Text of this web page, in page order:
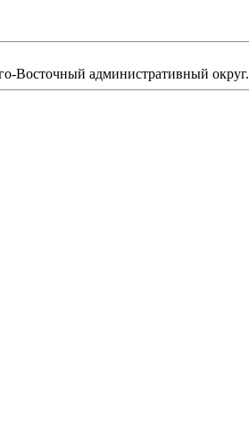
Восточный административный округ.